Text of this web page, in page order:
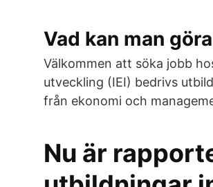
Vad kan man
Välkommen att söka jobb
utveckling (IEI) bedrivs
från ekonomi och
Nu är